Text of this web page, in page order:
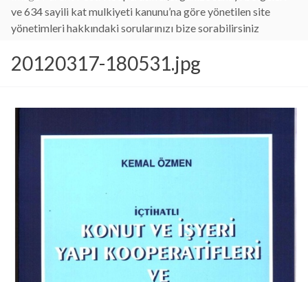
ve 634 sayili kat mulkiyeti kanunu’na göre yönetilen site
yönetimleri hakkındaki sorularınızı bize sorabilirsiniz
20120317-180531.jpg